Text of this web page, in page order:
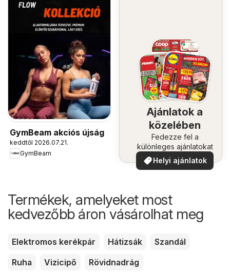
GymBeam akciós újság
keddtől 2026.07.21.
GymBeam
Ajánlatok a
közelében
Fedezze fel a
különleges ajánlatokat
Helyi ajánlatok
Termékek, amelyeket most
kedvezőbb áron vásárolhat meg
Elektromos kerékpár Hátizsák
Szandál
Ruha
Vizicipő Rövidnadrág